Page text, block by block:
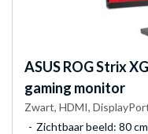
ASUSROG Strix
gaming monitor
Zwart, HDMI,
Zichtbaar beeld: 80